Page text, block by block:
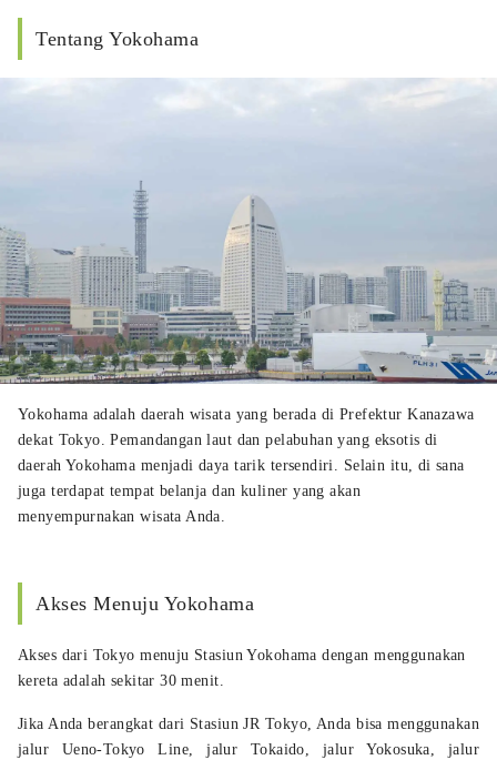
https://www.edoyu.work/
Tentang Yokohama
Yokohama adalah daerah wisata yang berada di Prefektur Kanazawa
dekat Tokyo. Pemandangan laut dan pelabuhan yang eksotis di
daerah Yokohama menjadi daya tarik tersendiri. Selain itu, di sana
juga terdapat tempat belanja dan kuliner yang akan
menyempurnakan wisata Anda.
Akses Menuju Yokohama
Akses dari Tokyo menuju Stasiun Yokohama dengan menggunakan
kereta adalah sekitar 30 menit.
Jika Anda berangkat dari Stasiun JR Tokyo, Anda bisa menggunakan
jalur Ueno-Tokyo Line, jalur Tokaido, jalur Yokosuka, jalur